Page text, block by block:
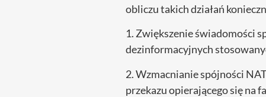
obliczu takich działań
1. Zwiększenie świadomości
dezinformacyjnych
2. Wzmacnianie spójności
przekazu opierającego się na